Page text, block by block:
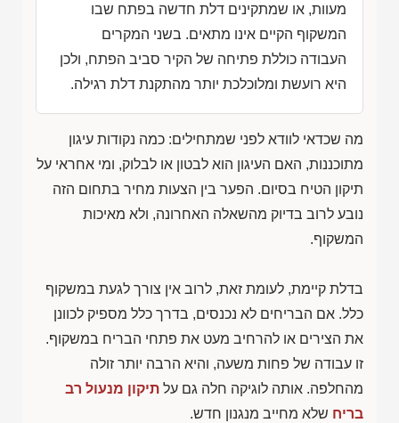
מעוות, או שמתקינים דלת חדשה בפתח שבו
המשקוף הקיים אינו מתאים. בשני המקרים
העבודה כוללת פתיחה של הקיר סביב הפתח, ולכן
היא רועשת ומלוכלכת יותר מהתקנת דלת רגילה.
מה שכדאי לוודא לפני שמתחילים: כמה נקודות עיגון
מתוכננות, האם העיגון הוא לבטון או לבלוק, ומי אחראי על
תיקון הטיח בסיום. הפער בין הצעות מחיר בתחום הזה
נובע לרוב בדיוק מהשאלה האחרונה, ולא מאיכות
המשקוף.
בדלת קיימת, לעומת זאת, לרוב אין צורך לגעת במשקוף
כלל. אם הבריחים לא נכנסים, בדרך כלל מספיק לכוונן
את הצירים או להרחיב מעט את פתחי הבריח במשקוף.
זו עבודה של פחות משעה, והיא הרבה יותר זולה
מהחלפה. אותה לוגיקה חלה גם על תיקון מנעול רב
בריח שלא מחייב מנגנון חדש.